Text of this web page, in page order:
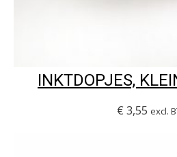
INKTDOPJES,
€ 3,55 excl.